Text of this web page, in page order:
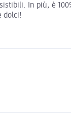
In più, è
dolci!